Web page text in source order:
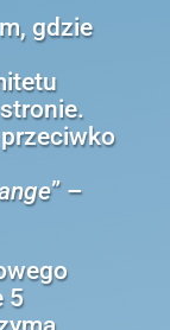
gdzie
” –
5